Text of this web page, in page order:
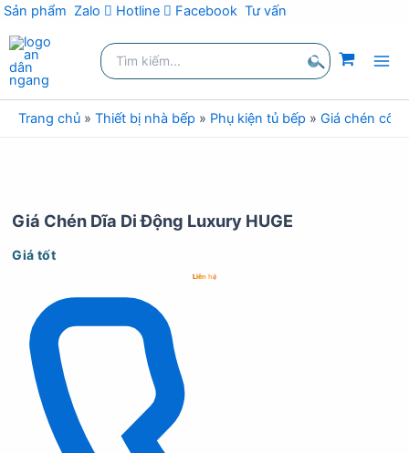
Sản phẩm Zalo Hotline Facebook Tư vấn
Nhảy
tới
nội
dung
Tìm
kiếm:
kiếm
Trang chủ » Thiết bị nhà bếp » Phụ kiện tủ bếp » Giá chén cố
Giá Chén Dĩa Di Động Luxury HUGE
Giá tốt
Liên hệ